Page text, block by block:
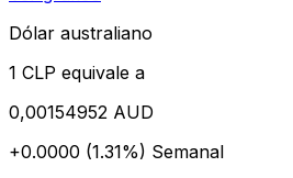
Dólar australiano
1 CLP equivale a
0,00154952 AUD
+0.0000 (1.31%) Semanal